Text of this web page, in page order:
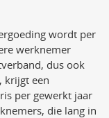
wordt per
werknemer
dus ook
krijgt een
per gewerkt jaar
die lang in